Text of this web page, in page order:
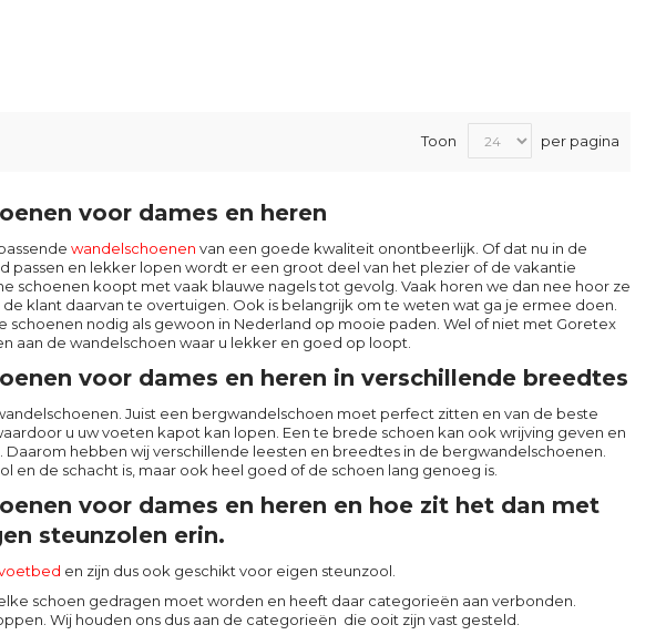
Toon per pagina
voor dames en heren
wandelschoenen van een goede kwaliteit onontbeerlijk. Of dat nu in de
passen en lekker lopen wordt er een groot deel van het plezier of de vakantie
schoenen koopt met vaak blauwe nagels tot gevolg. Vaak horen we dan nee hoor ze
klant daarvan te overtuigen. Ook is belangrijk om te weten wat ga je ermee doen.
nodig als gewoon in Nederland op mooie paden. Wel of niet met Goretex
aan de wandelschoen waar u lekker en goed op loopt.
voor dames en heren in verschillende breedtes
Juist een bergwandelschoen moet perfect zitten en van de beste
u uw voeten kapot kan lopen. Een te brede schoen kan ook wrijving geven en
hebben wij verschillende leesten en breedtes in de bergwandelschoenen.
en de schacht is, maar ook heel goed of de schoen lang genoeg is.
voor dames en heren en hoe zit het dan met
steunzolen erin.
en zijn dus ook geschikt voor eigen steunzool.
schoen gedragen moet worden en heeft daar categorieën aan verbonden.
Wij houden ons dus aan de categorieën die ooit zijn vast gesteld.